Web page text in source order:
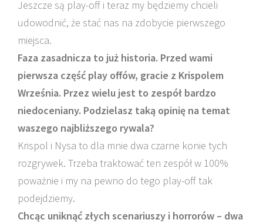
Jeszcze są play-off i teraz my będziemy chcieli
udowodnić, że stać nas na zdobycie pierwszego
miejsca.
Faza zasadnicza to już historia. Przed wami
pierwsza część play offów, gracie z Krispolem
Września. Przez wielu jest to zespół bardzo
niedoceniany. Podzielasz taką opinię na temat
waszego najbliższego rywala?
Krispol i Nysa to dla mnie dwa czarne konie tych
rozgrywek. Trzeba traktować ten zespół w 100%
poważnie i my na pewno do tego play-off tak
podejdziemy.
Chcąc uniknąć złych scenariuszy i horrorów – dwa